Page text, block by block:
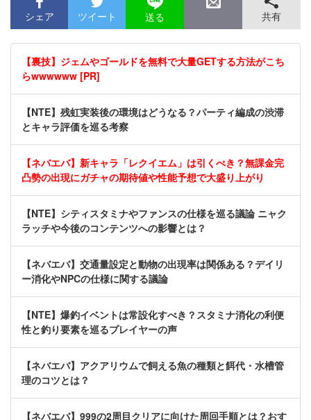
シェア ツイート 送る 共有
【裏技】ジェムやゴールドを無料で大量GETする方法がこち
らwwwwww [PR]
【NTE】残虹実装後の環境はどうなる？パーティ編成の渋滞
とキャラ評価を巡る考察
【ネバエバ】新キャラ「レクイエム」は引くべき？無課金完
凸勢の出現にガチャの期待値や性能予想で大盛り上がり
【NTE】シティスタミナやファンスの仕様を巡る議論 ニャク
ラッチや今後のコンテンツへの影響とは？
【ネバエバ】交通量設定と動物の出現率は関係ある？デイリ
ー消化やNPCの仕様に関する議論
【NTE】爆釣イベントは常設化すべき？スタミナ消化の利便
性と釣り要素を巡るプレイヤーの声
【ネバエバ】アクアリウムで飼える魚の種類と餌代・水槽管
理のコツとは？
【ネバエバ】999の2周目クリアに向けた周回手順とは？おす